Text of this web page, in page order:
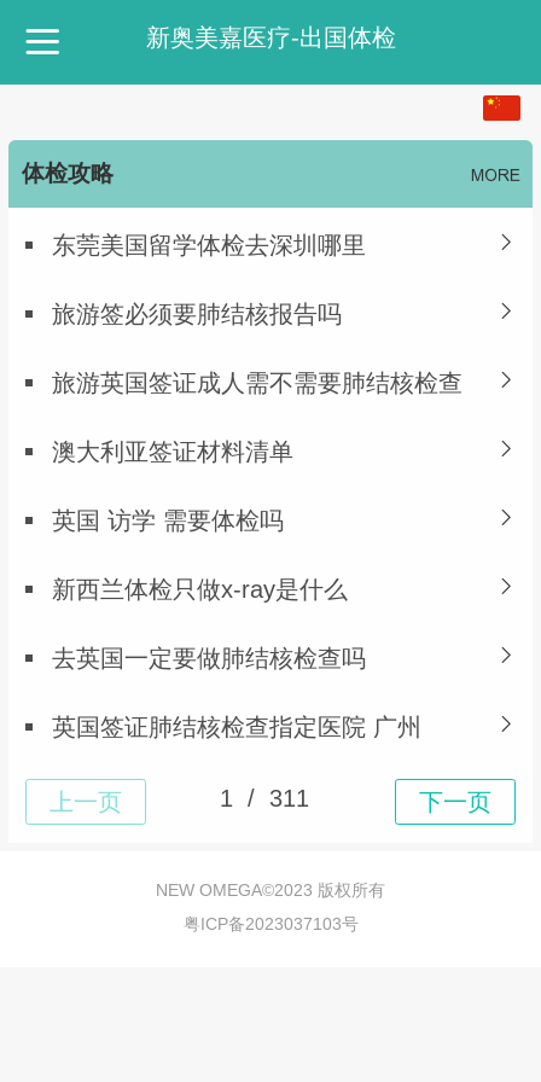
新奥美嘉医疗-出国体检
体检攻略
东莞美国留学体检去深圳哪里
旅游签必须要肺结核报告吗
旅游英国签证成人需不需要肺结核检查
澳大利亚签证材料清单
英国 访学 需要体检吗
新西兰体检只做x-ray是什么
去英国一定要做肺结核检查吗
英国签证肺结核检查指定医院 广州
NEW OMEGA©2023 版权所有
粤ICP备2023037103号